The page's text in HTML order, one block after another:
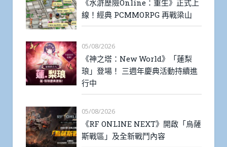
《水滸歷險Online：重生》正式上
線！經典 PCMMORPG 再戰梁山
05/08/2026
《神之塔：New World》「蓮梨
琅」登場！ 三週年慶典活動持續進
行中
05/08/2026
《RF ONLINE NEXT》開啟「烏薩
斯戰區」及全新戰鬥內容